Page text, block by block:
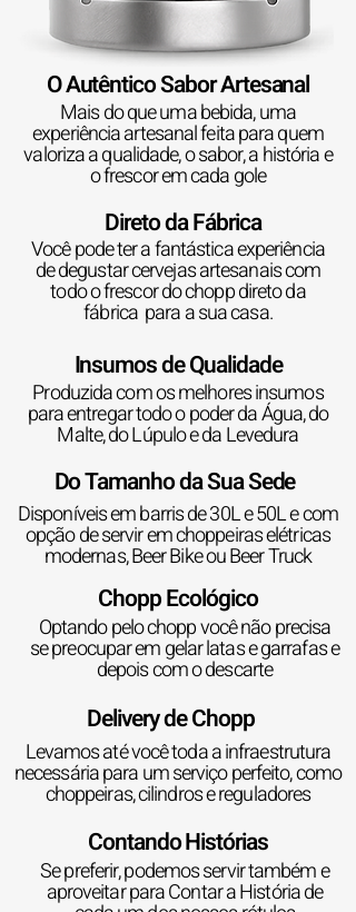
O Autêntico Sabor Artesanal
Mais do que uma bebida, uma
experiência artesanal feita para quem
valoriza a qualidade, o sabor, a história e
o frescor em cada gole
Direto da Fábrica
Você pode ter a fantástica experiência
de degustar cervejas artesanais com
todo o frescor do chopp direto da
fábrica para a sua casa.
Insumos de Qualidade
Produzida com os melhores insumos
para entregar todo o poder da Água, do
Malte, do Lúpulo e da Levedura
Do Tamanho da Sua Sede
Disponíveis em barris de 30L e 50L e com
opção de servir em choppeiras elétricas
modernas, Beer Bike ou Beer Truck
Chopp Ecológico
Optando pelo chopp você não precisa
se preocupar em gelar latas e garrafas e
depois com o descarte
Delivery de Chopp
Levamos até você toda a infraestrutura
necessária para um serviço perfeito, como
choppeiras, cilindros e reguladores
Contando Histórias
Se preferir, podemos servir também e
aproveitar para Contar a História de